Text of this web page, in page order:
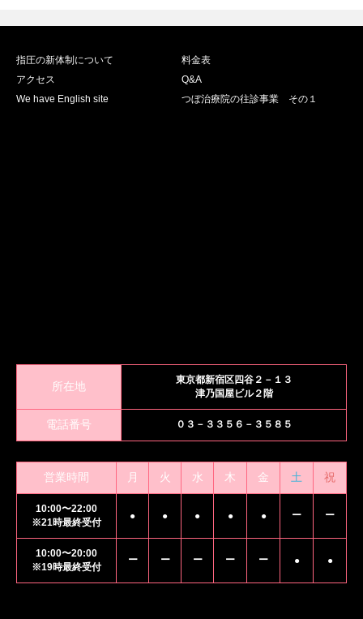
指圧の新体制について
料金表
アクセス
Q&A
We have English site
つぼ治療院の往診事業 その１
所在地
東京都新宿区四谷２－１３
津乃国屋ビル２階
電話番号 ０３－３３５６－３５８５
営業時間 月 火 水 木 金 土 祝
10:00〜22:00
※21時最終受付
● ● ● ● ● ー ー
10:00〜20:00
※19時最終受付
ー ー ー ー ー ● ●